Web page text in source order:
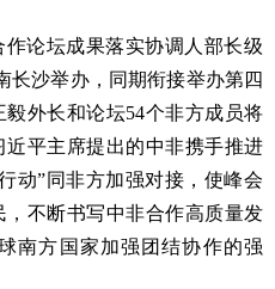
论坛成果落实协调人部长级
长沙举办，同期衔接举办第四
外长和论坛54个非方成员将
平主席提出的中非携手推进
动”同非方加强对接，使峰会
不断书写中非合作高质量发
南方国家加强团结协作的强